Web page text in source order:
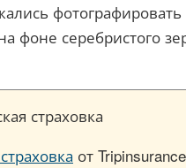
фоне серебристого
страховка
от